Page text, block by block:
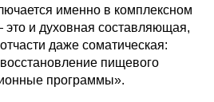
именно в комплексном
это и духовная составляющая,
даже соматическая:
пищевого
программы».